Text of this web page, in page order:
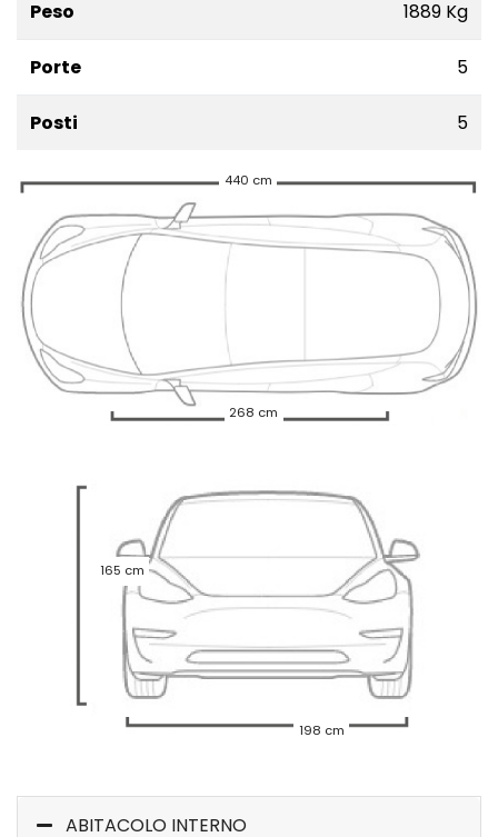
Peso 1889 Kg
Porte 5
Posti 5
440 cm
268 cm
165 cm
198 cm
ABITACOLO INTERNO